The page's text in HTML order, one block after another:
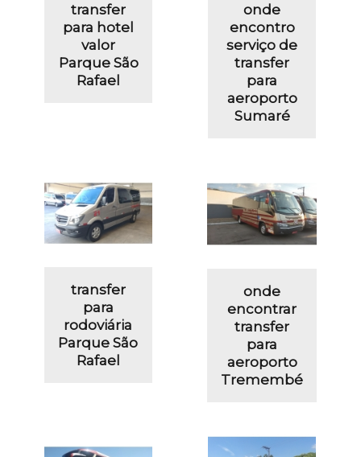
transfer
para hotel
valor
Parque São
Rafael
onde
encontro
serviço de
transfer
para
aeroporto
Sumaré
transfer
para
rodoviária
Parque São
Rafael
onde
encontrar
transfer
para
aeroporto
Tremembé